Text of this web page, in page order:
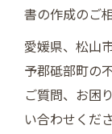
書の作成のご
愛媛県、松山
予郡砥部町の
ご質問、お困
い合わせくだ